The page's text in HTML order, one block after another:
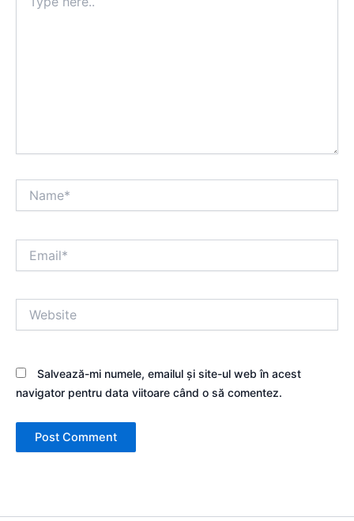
here..
Salvează-mi numele, emailul și site-ul web în acest
navigator pentru data viitoare când o să comentez.